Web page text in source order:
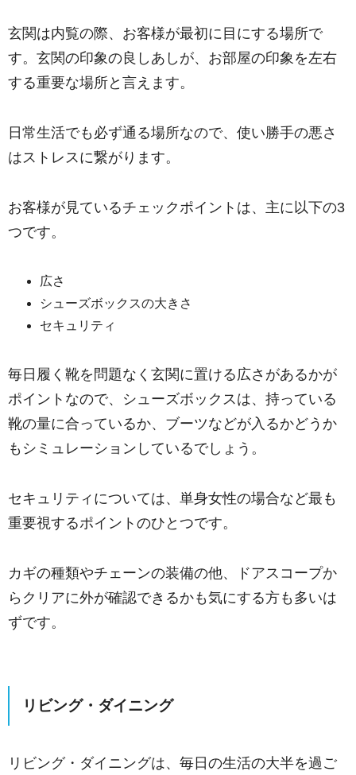
玄関は内覧の際、お客様が最初に目にする場所で
す。 玄関の印象の良しあしが、お部屋の印象を左右
する重要な場所と言えます。
日常生活でも必ず通る場所なので、使い勝手の悪さ
はストレスに繋がります。
お客様が見ているチェックポイントは、主に以下の3
つです。
広さ
シューズボックスの大きさ
セキュリティ
毎日履く靴を問題なく玄関に置ける広さがあるかが
ポイントなので、 シューズボックスは、持っている
靴の量に合っているか、ブーツなどが入るかどうか
もシミュレーションしているでしょう。
セキュリティについては、単身女性の場合など最も
重要視するポイントのひとつです。
カギの種類やチェーンの装備の他、ドアスコープか
らクリアに外が確認できるかも気にする方も多いは
ずです。
リビング・ダイニング
リビング・ダイニングは、毎日の生活の大半を過ご